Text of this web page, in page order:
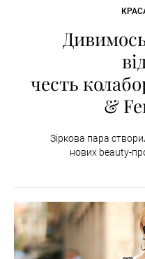
честь
&
Зіркова пара
нових beauty-